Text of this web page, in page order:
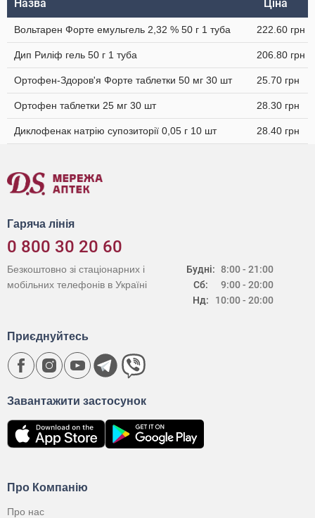
Назва Ціна
Вольтарен Форте емульгель 2,32 % 50 г 1 туба 222.60 грн
Дип Риліф гель 50 г 1 туба 206.80 грн
Ортофен-Здоров'я Форте таблетки 50 мг 30 шт 25.70 грн
Ортофен таблетки 25 мг 30 шт 28.30 грн
Диклофенак натрію супозиторії 0,05 г 10 шт 28.40 грн
Гаряча лінія
0 800 30 20 60
Будні:
Сб:
Нд:
8:00 - 21:00
9:00 - 20:00
10:00 - 20:00
Безкоштовно зі стаціонарних і
мобільних телефонів в Україні
Про Компанію
Про нас
Завантажити застосунок
Приєднуйтесь